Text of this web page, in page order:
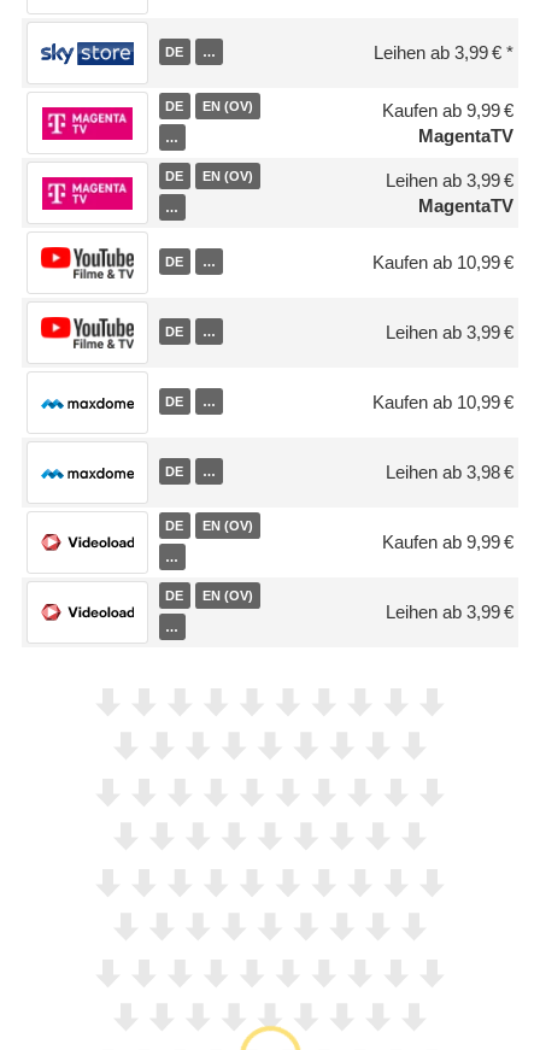
DE … Leihen ab 3,99 €
DE EN (OV)
…
Kaufen ab 9,99 €
MagentaTV
DE EN (OV)
…
Leihen ab 3,99 €
MagentaTV
DE … Kaufen ab 10,99 €
DE … Leihen ab 3,99 €
DE … Kaufen ab 10,99 €
DE … Leihen ab 3,98 €
DE EN (OV)
…
Kaufen ab 9,99 €
DE EN (OV)
…
Leihen ab 3,99 €